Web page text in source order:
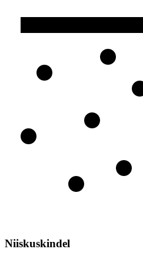
Niiskuskindel